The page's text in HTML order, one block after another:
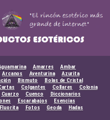
Amarres
Ambar
Arcanos Aventurina
Azurita
Bismuto
Bolas de Cristal
Colgantes Collares
Colonia
Cuarzo Cuenco
Diccionarios
Escarabajos
Esencias
Fluorita Fotos Geoda
Hadas